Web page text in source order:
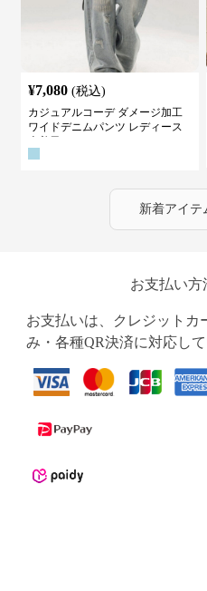
¥7,080 (税込)
カジュアルコーデ ダメージ加工
ワイドデニムパンツ レディース
新着アイテ
お支払い方
お支払いは、クレジットカ
み・各種QR決済に対応して